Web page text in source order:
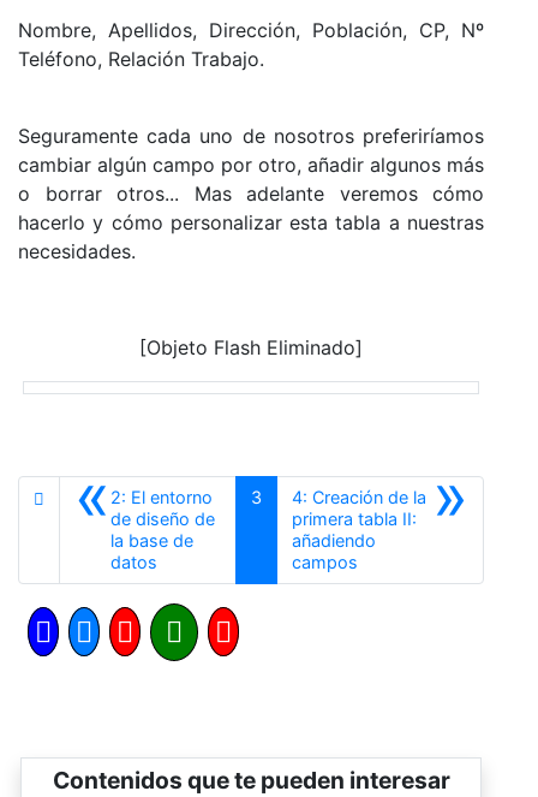
Nombre, Apellidos, Dirección, Población, CP, Nº
Teléfono, Relación Trabajo.
Seguramente cada uno de nosotros preferiríamos
cambiar algún campo por otro, añadir algunos más
o borrar otros... Mas adelante veremos cómo
hacerlo y cómo personalizar esta tabla a nuestras
necesidades.
[Objeto Flash Eliminado]
«2: El entorno
de diseño de
la base de
datos
3 »
4: Creación de la
primera tabla II:
añadiendo
camposSiguiente
Contenidos que te pueden interesar